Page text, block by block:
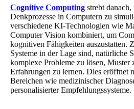
Cognitive Computing strebt
Denkprozesse in Computern zu
verschiedene KI-Technologien wie
Computer Vision kombiniert, um
kognitiven Fähigkeiten auszustatten.
Systeme in der Lage sind, natürliche
komplexe Probleme zu lösen, Muster
Erfahrungen zu lernen. Dies eröffnet
Bereichen wie medizinischer
personalisierter Empfehlungssysteme.